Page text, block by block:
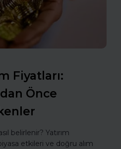
Fiyatları:
Önce
belirlenir? Yatırım
etkileri ve doğru alım